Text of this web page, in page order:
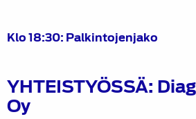
Klo 18:30: Palkintojenjako
YHTEISTYÖSSÄ:
Oy